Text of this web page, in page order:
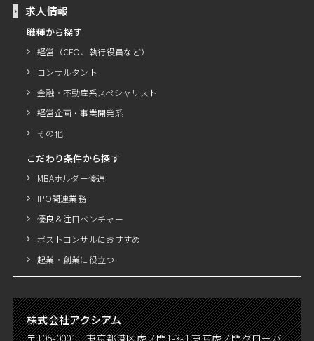
求人情報
職種から探す
経営（CFO、執行役員など）
コンサルタント
金融・不動産系スペシャリスト
経営企画・事業開発系
その他
こだわり条件から探す
MBAホルダー優遇
IPO関連業務
優良＆注目ベンチャー
ポストコンサルにおすすめ
起業・創業に役立つ
株式会社アクシアム